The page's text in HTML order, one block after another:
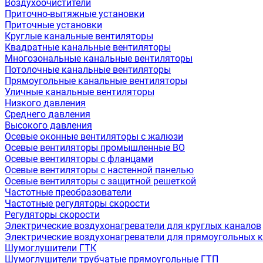
Воздухоочистители
Приточно-вытяжные установки
Приточные установки
Круглые канальные вентиляторы
Квадратные канальные вентиляторы
Многозональные канальные вентиляторы
Потолочные канальные вентиляторы
Прямоугольные канальные вентиляторы
Уличные канальные вентиляторы
Низкого давления
Среднего давления
Высокого давления
Осевые оконные вентиляторы с жалюзи
Осевые вентиляторы промышленные ВО
Осевые вентиляторы с фланцами
Осевые вентиляторы с настенной панелью
Осевые вентиляторы с защитной решеткой
Частотные преобразователи
Частотные регуляторы скорости
Регуляторы скорости
Электрические воздухонагреватели для круглых каналов
Электрические воздухонагреватели для прямоугольных
Шумоглушители ГТК
Шумоглушители трубчатые прямоугольные ГТП